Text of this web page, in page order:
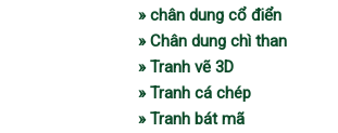
» chân dung cổ điển
» Chân dung chì than
» Tranh vẽ 3D
» Tranh cá chép
» Tranh bát mã